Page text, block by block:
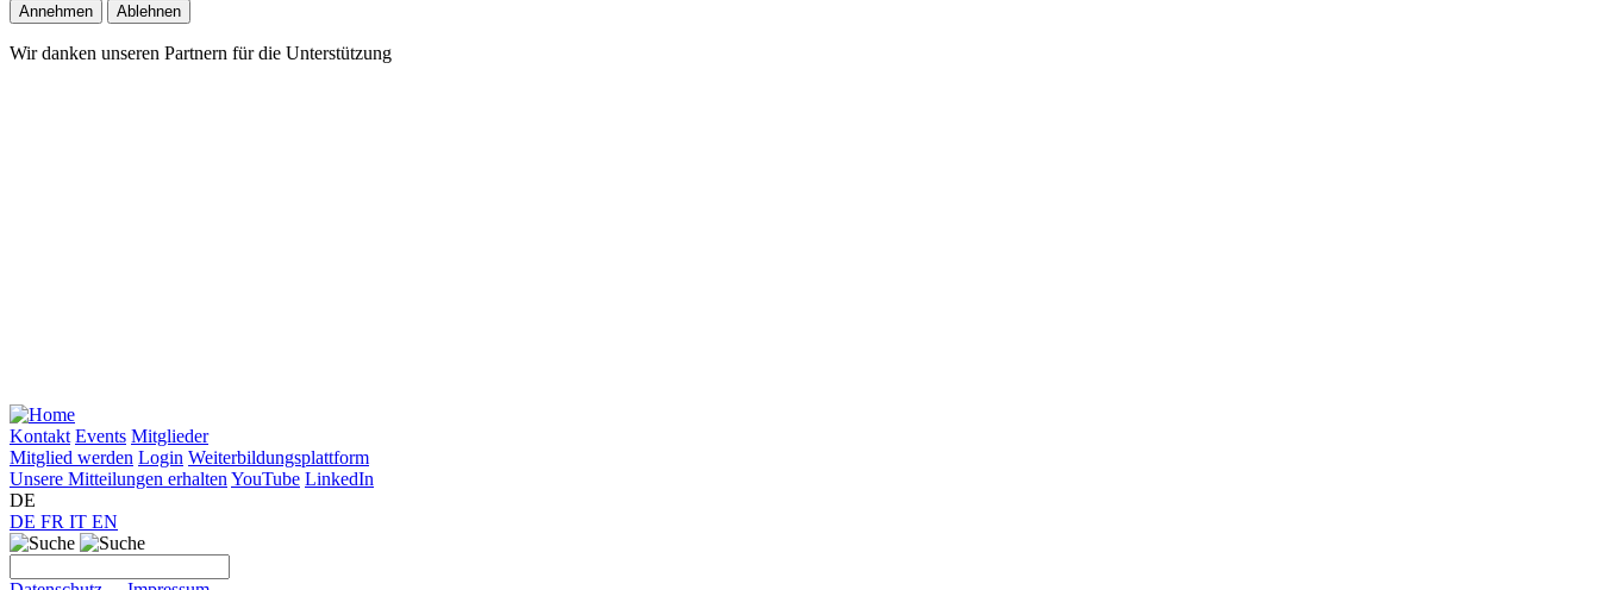
Annehmen Ablehnen
Wir danken unseren Partnern für die Unterstützung
Kontakt Events Mitglieder
Mitglied werden Login Weiterbildungsplattform
Unsere Mitteilungen erhalten YouTube LinkedIn
DE
DE FR IT EN